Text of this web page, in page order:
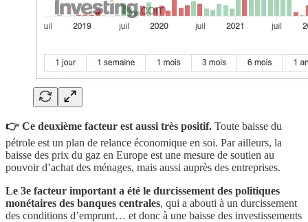
👉 Ce deuxième facteur est aussi très positif. Toute baisse du
pétrole est un plan de relance économique en soi. Par ailleurs, la
baisse des prix du gaz en Europe est une mesure de soutien au
pouvoir d’achat des ménages, mais aussi auprès des entreprises.
Le 3e facteur important a été le durcissement des politiques
monétaires des banques centrales, qui a abouti à un durcissement
des conditions d’emprunt… et donc à une baisse des investissements